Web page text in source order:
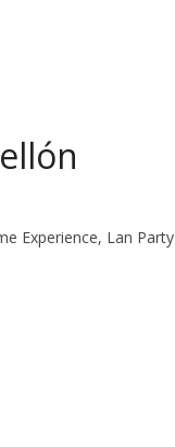
Experience, Lan Party